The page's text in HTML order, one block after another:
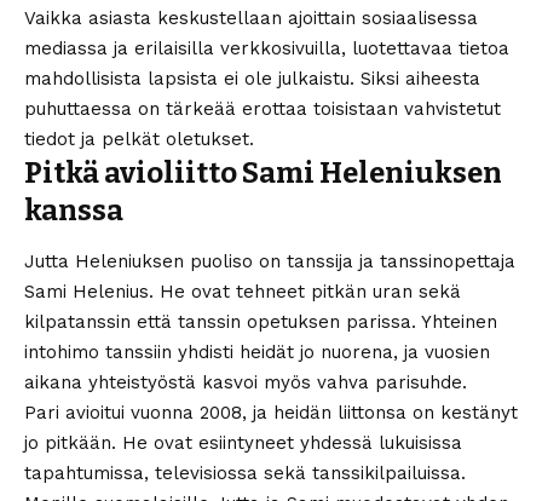
Vaikka asiasta keskustellaan ajoittain sosiaalisessa
mediassa ja erilaisilla verkkosivuilla, luotettavaa tietoa
mahdollisista lapsista ei ole julkaistu. Siksi aiheesta
puhuttaessa on tärkeää erottaa toisistaan vahvistetut
tiedot ja pelkät oletukset.
Pitkä avioliitto Sami Heleniuksen
kanssa
Jutta Heleniuksen puoliso on tanssija ja tanssinopettaja
Sami Helenius. He ovat tehneet pitkän uran sekä
kilpatanssin että tanssin opetuksen parissa. Yhteinen
intohimo tanssiin yhdisti heidät jo nuorena, ja vuosien
aikana yhteistyöstä kasvoi myös vahva parisuhde.
Pari avioitui vuonna 2008, ja heidän liittonsa on kestänyt
jo pitkään. He ovat esiintyneet yhdessä lukuisissa
tapahtumissa, televisiossa sekä tanssikilpailuissa.